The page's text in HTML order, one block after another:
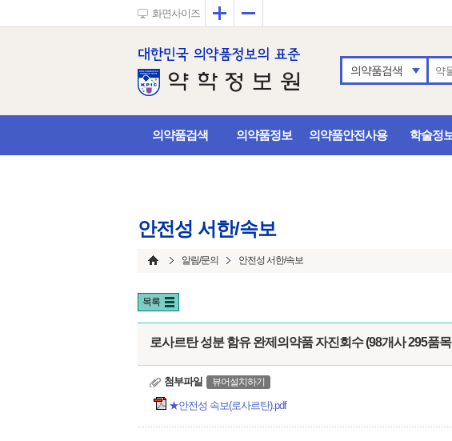
화면사이즈 확대
의약품검색
의약품검색 의약품정보 의약품안전사용 학술정
안전성 서한/속보
알림/문의 안전성 서한/속보
목록
로사르탄 성분 함유 완제의약품 자진회수 (98개사 295품
첨부파일 뷰어설치하기
★안전성 속보(로사르탄).pdf